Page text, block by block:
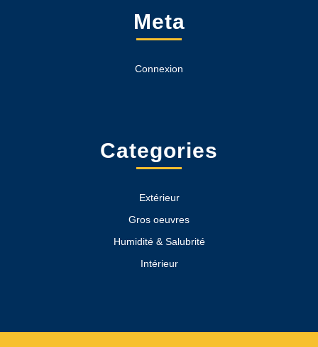
Meta
Connexion
Categories
Extérieur
Gros oeuvres
Humidité & Salubrité
Intérieur